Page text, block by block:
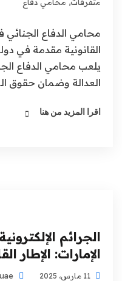
محامي الدفاع الجنائي
القانونية مقدمة في
يلعب محامي الدفاع
العدالة وضمان حقوق
اقرا المزيد من هنا
الجرائم
الإمارات: الإطار